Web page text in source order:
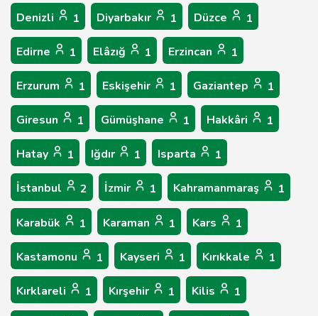
Denizli 1 Diyarbakır 1 Düzce 1
Edirne 1 Elâzığ 1 Erzincan 1
Erzurum 1 Eskişehir 1 Gaziantep 1
Giresun 1 Gümüşhane 1 Hakkâri 1
Hatay 1 Iğdır 1 Isparta 1
İstanbul 2 İzmir 1 Kahramanmaraş 1
Karabük 1 Karaman 1 Kars 1
Kastamonu 1 Kayseri 1 Kırıkkale 1
Kırklareli 1 Kırşehir 1 Kilis 1